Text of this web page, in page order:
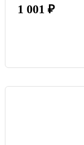
1 001 ₽